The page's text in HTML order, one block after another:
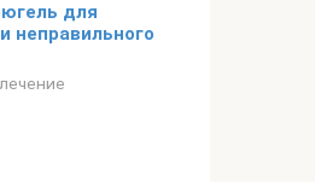
для
неправильного